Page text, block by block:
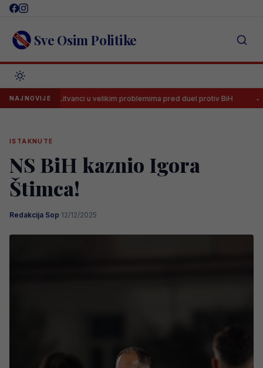
Skip
content Sve Osim Politike
NAJNOVIJE
Litvanci u velikim problemima pred duel protiv BiH Strijelac
ISTAKNUTE
NS BiH kaznio Igora
Štimca!
Redakcija Sop·12/12/2025